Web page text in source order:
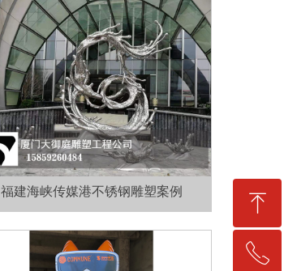
福建海峡传媒港不锈钢雕塑案例 ꁸ
回到顶部
ꂅ